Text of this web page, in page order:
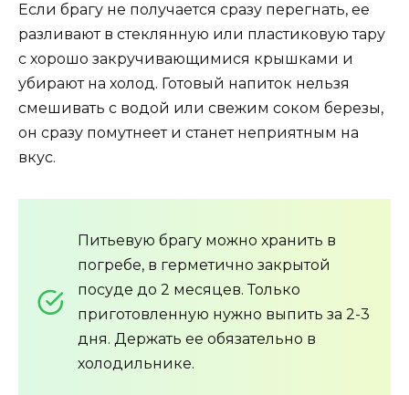
Если брагу не получается сразу перегнать, ее
разливают в стеклянную или пластиковую тару
с хорошо закручивающимися крышками и
убирают на холод. Готовый напиток нельзя
смешивать с водой или свежим соком березы,
он сразу помутнеет и станет неприятным на
вкус.
Питьевую брагу можно хранить в
погребе, в герметично закрытой
посуде до 2 месяцев. Только
приготовленную нужно выпить за 2-3
дня. Держать ее обязательно в
холодильнике.